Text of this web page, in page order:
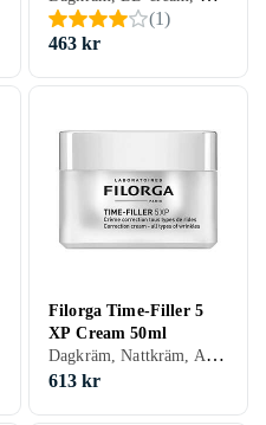
45ml
(1)
463 kr
Filorga Time-Filler 5
XP Cream 50ml
Dagkräm, Nattkräm, Anti age, Dam, Mjukgörande, Återfuktande, Motverkar rynkor, Uppstramande, Regenererande, Närande, Halskräm, Normal, Blandad, Torr, Mogen
613 kr